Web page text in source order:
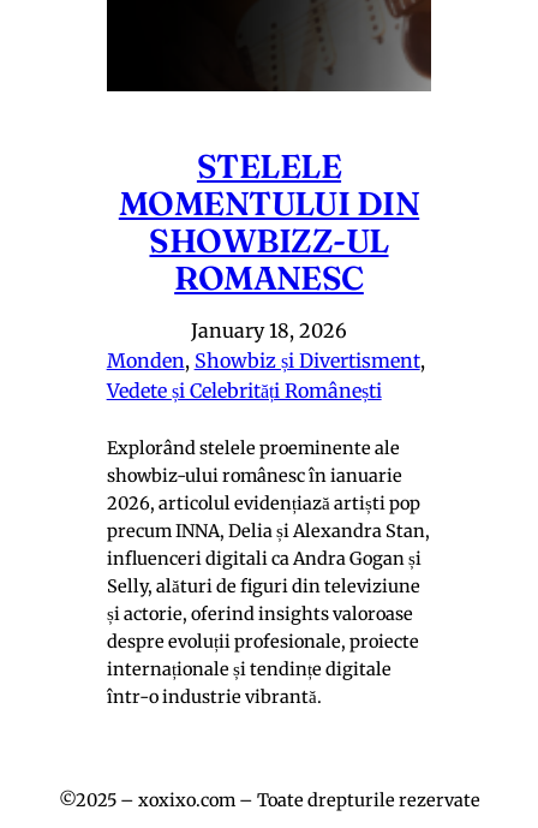
STELELE
MOMENTULUI DIN
SHOWBIZZ-UL
ROMANESC
January 18, 2026
Monden, Showbiz și Divertisment ,
Vedete și Celebrități Românești
Explorând stelele proeminente ale
showbiz-ului românesc în ianuarie
2026, articolul evidențiază artiști pop
precum INNA, Delia și Alexandra Stan,
influenceri digitali ca Andra Gogan și
Selly, alături de figuri din televiziune
și actorie, oferind insights valoroase
despre evoluții profesionale, proiecte
internaționale și tendințe digitale
într-o industrie vibrantă.
©2025 – xoxixo.com – Toate drepturile rezervate